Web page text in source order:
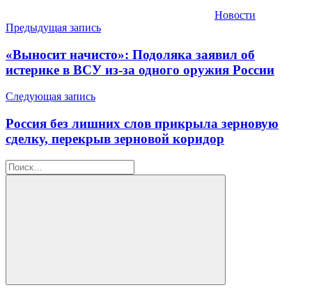
Новости
Навигация
по
записям
Предыдущая запись
«Выносит начисто»: Подоляка заявил об
истерике в ВСУ из-за одного оружия России
Следующая запись
Россия без лишних слов прикрыла зерновую
сделку, перекрыв зерновой коридор
Найти:
Поиск